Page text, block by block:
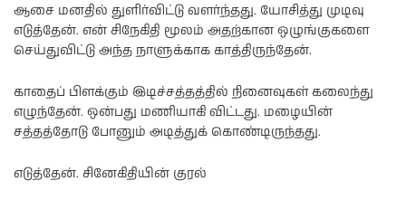
ஆசை மனதில் துளிர்விட்டு வளர்ந்தது. யோசித்து முடிவு
எடுத்தேன். என் சிநேகிதி மூலம் அதற்கான ஒழுங்குகளை
செய்துவிட்டு அந்த நாளுக்காக காத்திருந்தேன்.
காதைப் பிளக்கும் இடிச்சத்தத்தில் நினைவுகள் கலைந்து
எழுந்தேன். ஒன்பது மணியாகி விட்டது. மழையின்
சத்தத்தோடு போனும் அடித்துக் கொண்டிருந்தது.
எடுத்தேன். சினேகிதியின் குரல்